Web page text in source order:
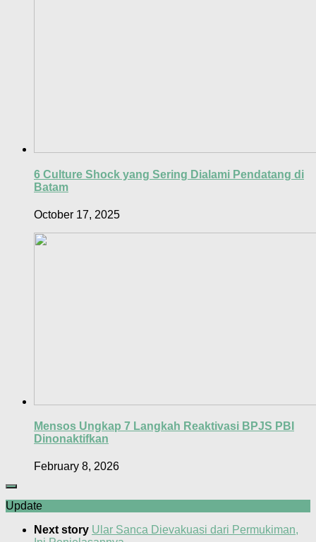
6 Culture Shock yang Sering Dialami Pendatang di
Batam
October 17, 2025
Mensos Ungkap 7 Langkah Reaktivasi BPJS PBI
Dinonaktifkan
February 8, 2026
Update
Next story Ular Sanca Dievakuasi dari Permukiman,